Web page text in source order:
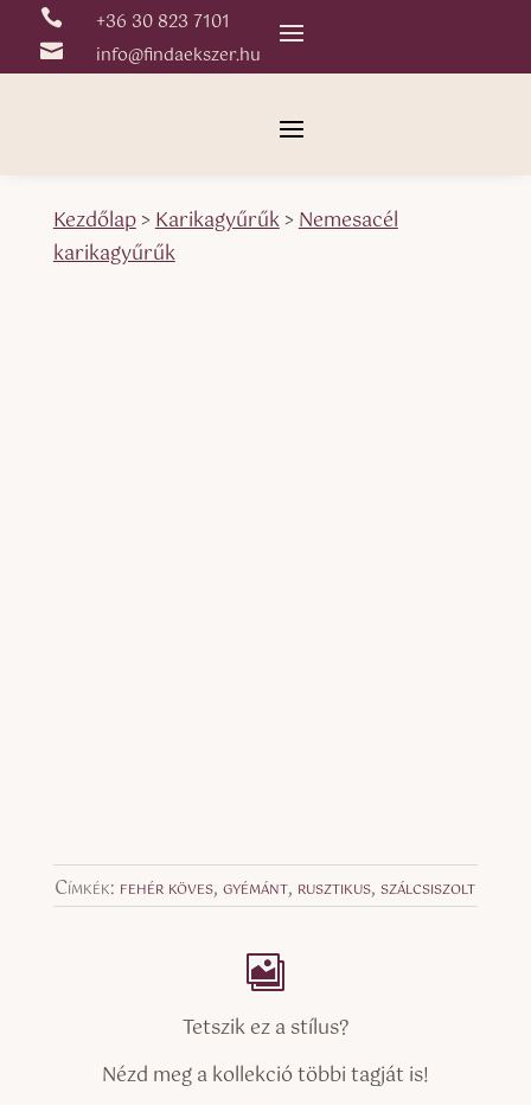
 +36 30 823 7101
 info@findaekszer.hu
Kezdőlap>Karikagyűrűk>Nemesacél
karikagyűrűk
Címkék: fehér köves,gyémánt, rusztikus,szálcsiszolt
Tetszik ez a stílus?
Nézd meg a kollekció többi tagját is!